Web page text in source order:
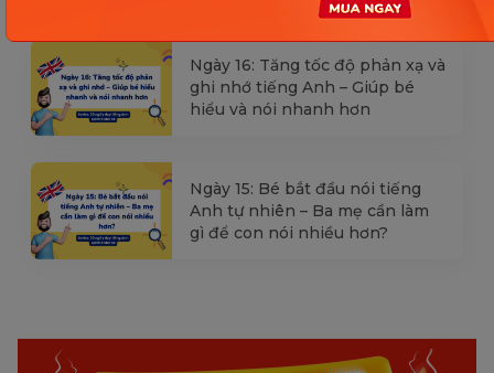
Ngày 16: Tăng tốc độ phản xạ và
ghi nhớ tiếng Anh – Giúp bé
hiểu và nói nhanh hơn
Ngày 15: Bé bắt đầu nói tiếng
Anh tự nhiên – Ba mẹ cần làm
gì để con nói nhiều hơn?